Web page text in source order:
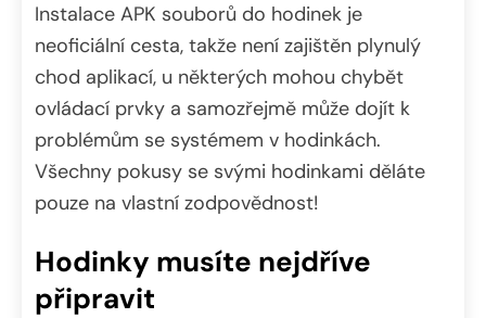
Instalace APK souborů do hodinek je
neoficiální cesta, takže není zajištěn plynulý
chod aplikací, u některých mohou chybět
ovládací prvky a samozřejmě může dojít k
problémům se systémem v hodinkách.
Všechny pokusy se svými hodinkami děláte
pouze na vlastní zodpovědnost!
Hodinky musíte nejdříve
připravit